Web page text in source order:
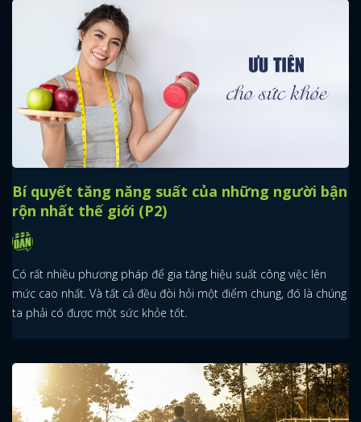
Bí quyết tăng năng suất của những người bận
rộn nhất thế giới (P2)
Có rất nhiều phương pháp để gia tăng hiệu suất công việc lên
mức cao nhất. Và tất cả đều đòi hỏi một điểm chung, đó là chúng
ta phải có được một sức khỏe tốt.